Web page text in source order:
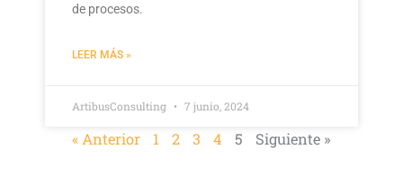
de procesos.
LEER MÁS »
ArtibusConsulting 7 junio, 2024
« Anterior 1 2 3 4 5 Siguiente »